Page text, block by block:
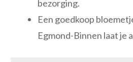
bezorging.
Een goedkoop
Egmond-Binnen laat je